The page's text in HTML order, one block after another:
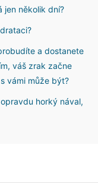
jen několik dní?
a dostanete
váš zrak začne
vámi může být?
horký nával,